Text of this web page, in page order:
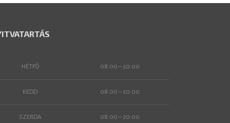
HÉTFŐ 08:00 – 20:00
KEDD 08:00 – 20:00
SZERDA 08:00 – 20:00